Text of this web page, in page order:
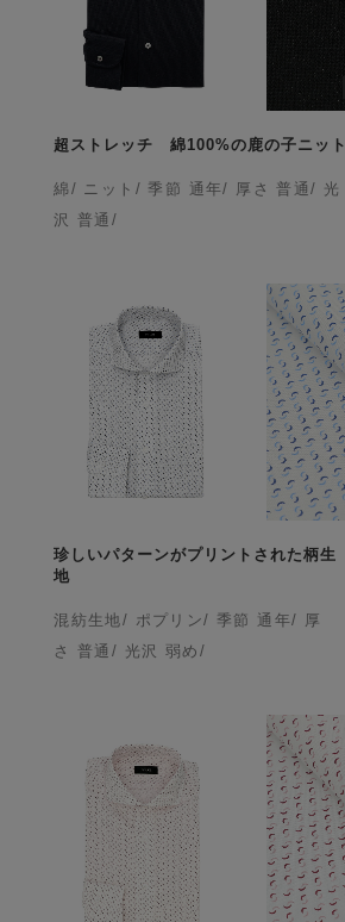
超ストレッチ 綿100%の鹿の子ニット
綿/ ニット/ 季節 通年/ 厚さ 普通/ 光
沢 普通/
珍しいパターンがプリントされた柄生
地
混紡生地/ ポプリン/ 季節 通年/ 厚
さ 普通/ 光沢 弱め/